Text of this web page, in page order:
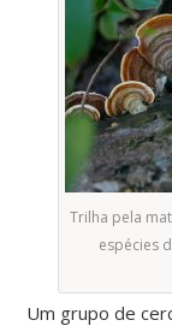
Trilha pela
espécies
Um grupo de